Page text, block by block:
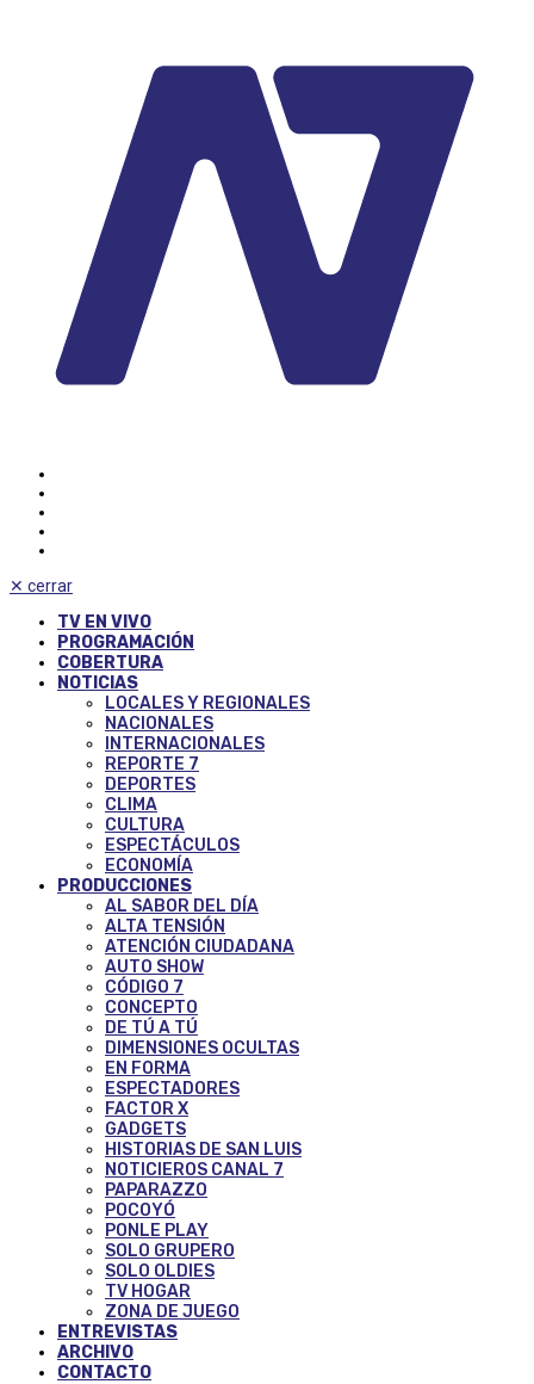
✕ cerrar
TV EN VIVO
PROGRAMACIÓN
COBERTURA
NOTICIAS
LOCALES Y REGIONALES
NACIONALES
INTERNACIONALES
REPORTE 7
DEPORTES
CLIMA
CULTURA
ESPECTÁCULOS
ECONOMÍA
PRODUCCIONES
AL SABOR DEL DÍA
ALTA TENSIÓN
ATENCIÓN CIUDADANA
AUTO SHOW
CÓDIGO 7
CONCEPTO
DE TÚ A TÚ
DIMENSIONES OCULTAS
EN FORMA
ESPECTADORES
FACTOR X
GADGETS
HISTORIAS DE SAN LUIS
NOTICIEROS CANAL 7
PAPARAZZO
POCOYÓ
PONLE PLAY
SOLO GRUPERO
SOLO OLDIES
TV HOGAR
ZONA DE JUEGO
ENTREVISTAS
ARCHIVO
CONTACTO